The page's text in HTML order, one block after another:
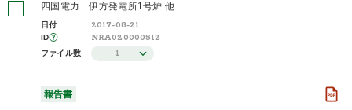
四国電力 伊方発電所1号炉 他
日付 2017-08-21
ID NRA020000512
ファイル数 1
報告書